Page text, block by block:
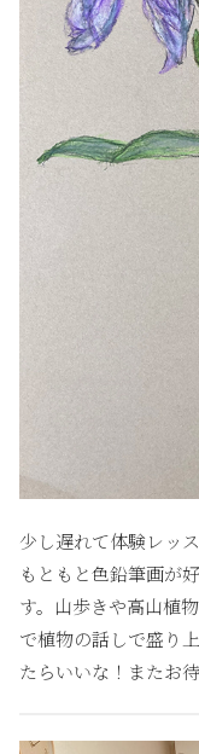
少し遅れて体験レッ
もともと色鉛筆画が
す。山歩きや高山植
で植物の話しで盛り
たらいいな！またお